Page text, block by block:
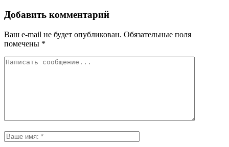
Добавить комментарий
Ваш e-mail не будет опубликован. Обязательные поля
помечены *